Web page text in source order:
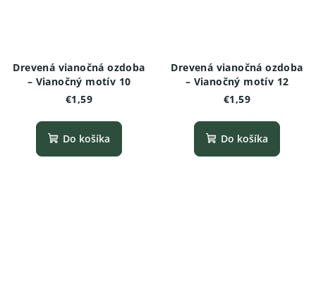
Drevená vianočná ozdoba
– Vianočný motív 10
€1,59
Do košíka
Drevená vianočná ozdoba
– Vianočný motív 12
€1,59
Do košíka